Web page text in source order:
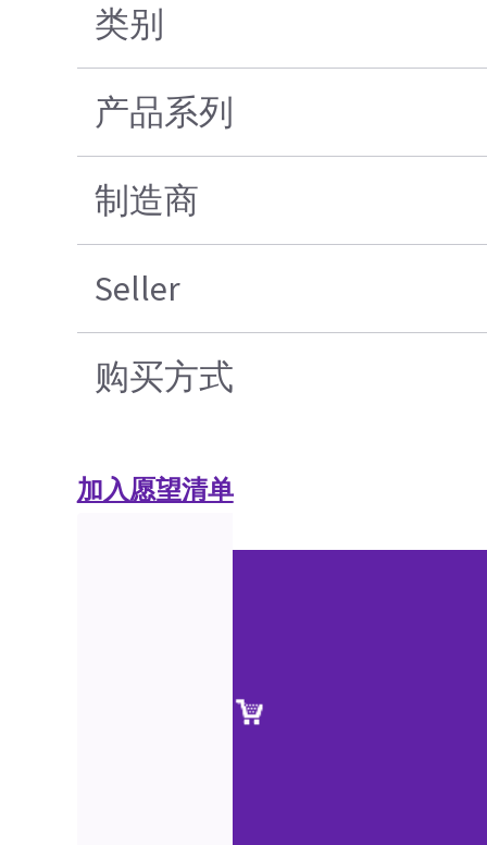
类别
产品系列
制造商
Seller
购买方式
加入愿望清单